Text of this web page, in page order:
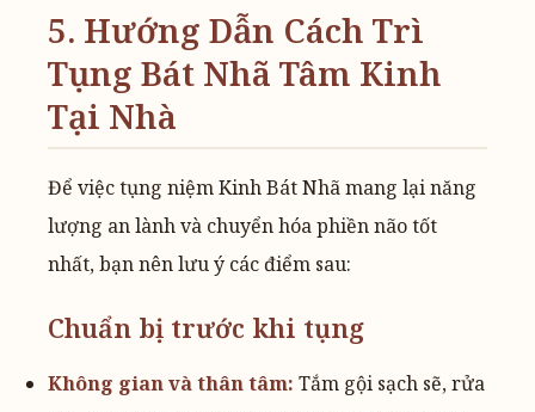
5. Hướng Dẫn Cách Trì
Tụng Bát Nhã Tâm Kinh
Tại Nhà
Để việc tụng niệm Kinh Bát Nhã mang lại năng
lượng an lành và chuyển hóa phiền não tốt
nhất, bạn nên lưu ý các điểm sau:
Chuẩn bị trước khi tụng
Không gian và thân tâm: Tắm gội sạch sẽ, rửa